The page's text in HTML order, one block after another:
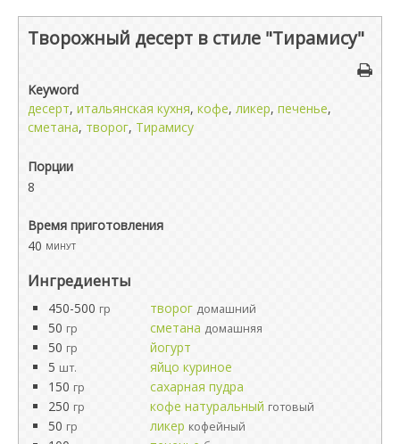
Творожный десерт в стиле "Тирамису"
Keyword
десерт, итальянская кухня, кофе, ликер, печенье,
сметана, творог, Тирамису
Порции
8
Время приготовления
40 минут
Ингредиенты
450-500 гр творог домашний
50 гр сметана домашняя
50 гр
йогурт
5 шт.
яйцо куриное
150 гр
сахарная пудра
250 гр кофе натуральный готовый
50 гр ликер кофейный